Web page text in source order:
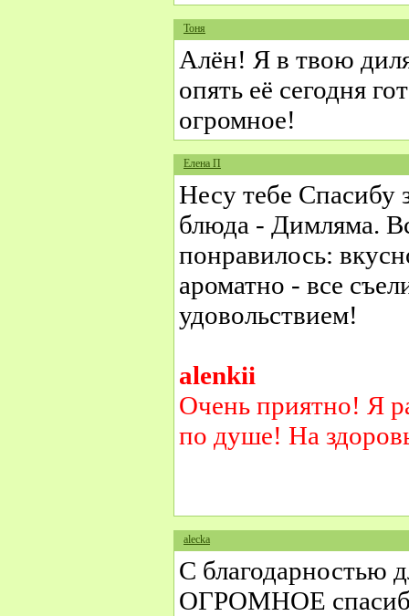
Тоня
Алён! Я в твою
опять её сегодня
огромное!
Елена П
Несу тебе Спасибу
блюда - Димляма.
понравилось:
ароматно - все
удовольствием!
alenkii
Очень приятно! Я
по душе! На
alecka
С благодарностью
ОГРОМНОЕ